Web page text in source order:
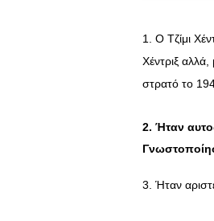
1. Ο Τζίμι
Χέντριξ
στρατό το
2. Ήταν
3. Ήταν